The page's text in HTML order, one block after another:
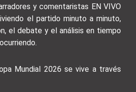
y comentaristas EN VIVO
el partido minuto a minuto,
el debate y el análisis en tiempo
Mundial 2026 se vive a través